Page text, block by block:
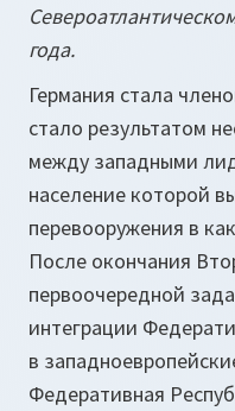
года.
Германия стала
стало результатом
между западными
население которой
перевооружения в
После окончания
первоочередной
интеграции
в
Федеративная